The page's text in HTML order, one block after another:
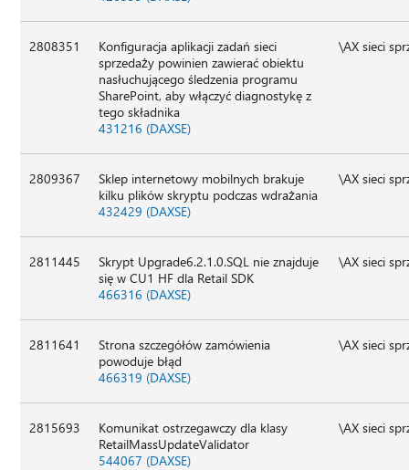
2808351
Konfiguracja aplikacji zadań sieci
sprzedaży powinien zawierać obiektu
nasłuchującego śledzenia programu
SharePoint, aby włączyć diagnostykę z
tego składnika
431216 (DAXSE)
\AX sieci
2809367
Sklep internetowy mobilnych brakuje
kilku plików skryptu podczas wdrażania
432429 (DAXSE)
\AX sieci
2811445
Skrypt Upgrade6.2.1.0.SQL nie znajduje
się w CU1 HF dla Retail SDK
466316 (DAXSE)
\AX sieci
2811641
Strona szczegółów zamówienia
powoduje błąd
466319 (DAXSE)
\AX sieci
2815693
Komunikat ostrzegawczy dla klasy
RetailMassUpdateValidator
544067 (DAXSE)
\AX sieci